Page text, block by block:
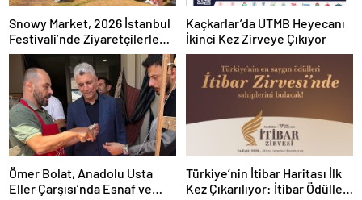
Snowy Market, 2026 İstanbul
Festivali’nde Ziyaretçilerle
Buluşuyor
Kaçkarlar’da UTMB Heyecanı
İkinci Kez Zirveye Çıkıyor
Ömer Bolat, Anadolu Usta
Eller Çarşısı’nda Esnaf ve
Türkiye’nin İtibar Haritası İlk
Kez Çıkarılıyor: İtibar Ödülleri